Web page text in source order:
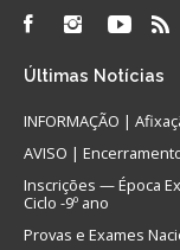
Últimas Notícias
INFORMAÇÃO |
AVISO |
Inscrições — Época
Ciclo -9º ano
Provas e Exames